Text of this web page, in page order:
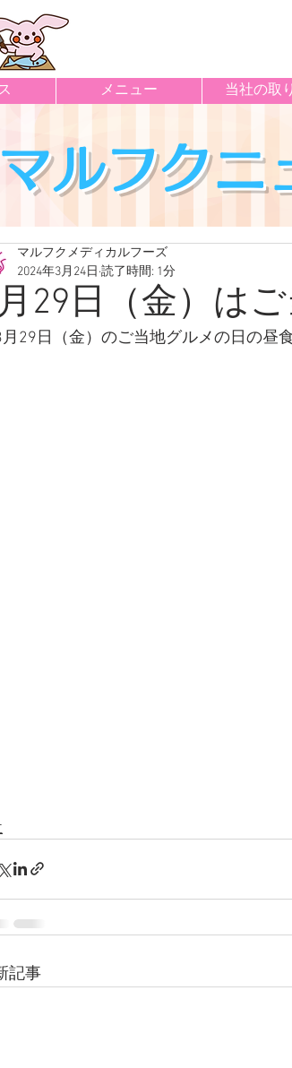
メニュー 当社の取
29日（金）は
マルフクメディカルフーズ
2024年3月24日 読了時間: 1分
29日（金）のご当地グルメの日の昼
記事
ルフクニ